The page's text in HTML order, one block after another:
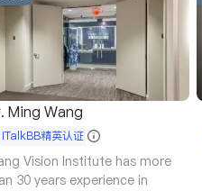
Ming Wang
iTalkBB精英认证
Vision Institute has more
30 years experience in